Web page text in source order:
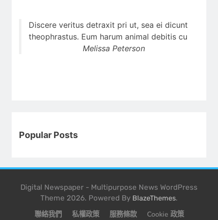
Discere veritus detraxit pri ut, sea ei dicunt
theophrastus. Eum harum animal debitis cu
Melissa Peterson
Popular Posts
Digital Newspaper - Multipurpose News WordPress
Theme 2026. Powered By BlazeThemes.
聯絡我們 私權政策 服務條款
Cookie 政策